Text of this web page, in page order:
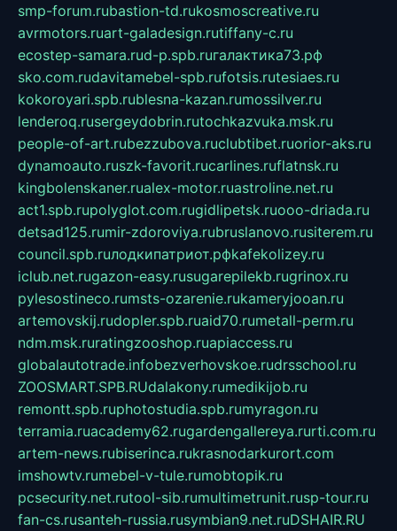
smp-forum.rubastion-td.rukosmoscreative.ru
avrmotors.ruart-galadesign.rutiffany-c.ru
ecostep-samara.rud-p.spb.ruгалактика73.рф
sko.com.rudavitamebel-spb.rufotsis.rutesiaes.ru
kokoroyari.spb.rublesna-kazan.rumossilver.ru
lenderoq.rusergeydobrin.rutochkazvuka.msk.ru
people-of-art.rubezzubova.ruclubtibet.ruorior-aks.ru
dynamoauto.ruszk-favorit.rucarlines.ruflatnsk.ru
kingbolenskaner.rualex-motor.ruastroline.net.ru
act1.spb.rupolyglot.com.rugidlipetsk.ruooo-driada.ru
detsad125.rumir-zdoroviya.rubruslanovo.rusiterem.ru
council.spb.ruлодкипатриот.рфkafekolizey.ru
iclub.net.rugazon-easy.rusugarepilekb.rugrinox.ru
pylesostineco.rumsts-ozarenie.rukameryjooan.ru
artemovskij.rudopler.spb.ruaid70.rumetall-perm.ru
ndm.msk.ruratingzooshop.ruapiaccess.ru
globalautotrade.infobezverhovskoe.rudrsschool.ru
ZOOSMART.SPB.RUdalakony.rumedikijob.ru
remontt.spb.ruphotostudia.spb.rumyragon.ru
terramia.ruacademy62.rugardengallereya.rurti.com.ru
artem-news.rubiserinca.rukrasnodarkurort.com
imshowtv.rumebel-v-tule.rumobtopik.ru
pcsecurity.net.rutool-sib.rumultimetrunit.rusp-tour.ru
fan-cs.rusanteh-russia.rusymbian9.net.ruDSHAIR.RU